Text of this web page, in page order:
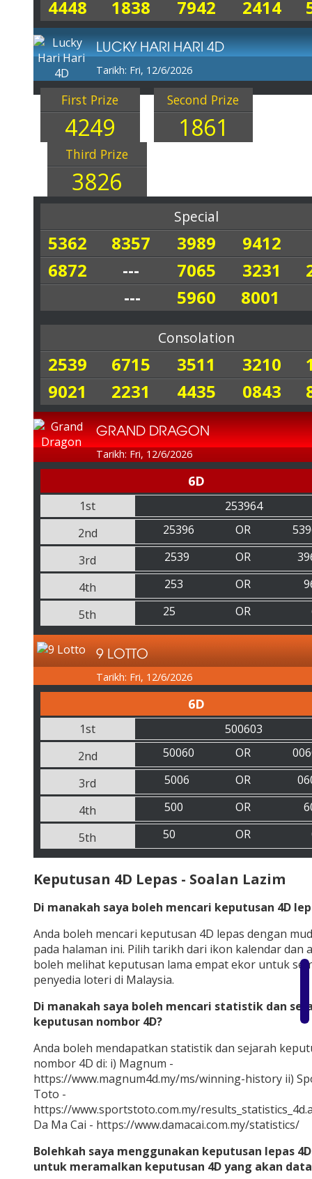
4448 1838 7942 2414
LUCKY HARI HARI 4D
Tarikh: Fri, 12/6/2026
First Prize
4249
Second Prize
1861
Third Prize
3826
Special
5362 8357 3989
9412
6872
--- 7065 3231
---
5960 8001
Consolation
2539 6715 3511 3210
9021
2231 4435 0843
GRAND DRAGON
Tarikh: Fri, 12/6/2026
6D
1st
253964
2nd
25396 OR
3rd
2539 OR
4th
253 OR
5th
25 OR
9 LOTTO
Tarikh: Fri, 12/6/2026
6D
1st
500603
2nd
50060 OR
3rd
5006 OR
4th
500 OR
5th
50 OR
Keputusan 4D Lepas - Soalan Lazim
Di manakah saya boleh mencari keputusan 4D
Anda boleh mencari keputusan 4D lepas dengan
pada halaman ini. Pilih tarikh dari ikon kalendar dan
boleh melihat keputusan lama empat ekor untuk
penyedia loteri di Malaysia.
Di manakah saya boleh mencari statistik dan
keputusan nombor 4D?
Anda boleh mendapatkan statistik dan sejarah
nombor 4D di: i) Magnum -
https://www.magnum4d.my/ms/winning-history ii)
Toto -
https://www.sportstoto.com.my/
Da Ma Cai - https://www.damacai.com.my/statistics/
Bolehkah saya menggunakan keputusan lepas 4D
untuk meramalkan keputusan 4D yang akan